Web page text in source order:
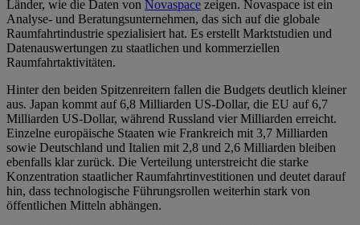
Länder, wie die Daten von Novaspace zeigen. Novaspace ist ein
Analyse- und Beratungsunternehmen, das sich auf die globale
Raumfahrtindustrie spezialisiert hat. Es erstellt Marktstudien und
Datenauswertungen zu staatlichen und kommerziellen
Raumfahrtaktivitäten.
Hinter den beiden Spitzenreitern fallen die Budgets deutlich kleiner
aus. Japan kommt auf 6,8 Milliarden US-Dollar, die EU auf 6,7
Milliarden US-Dollar, während Russland vier Milliarden erreicht.
Einzelne europäische Staaten wie Frankreich mit 3,7 Milliarden
sowie Deutschland und Italien mit 2,8 und 2,6 Milliarden bleiben
ebenfalls klar zurück. Die Verteilung unterstreicht die starke
Konzentration staatlicher Raumfahrtinvestitionen und deutet darauf
hin, dass technologische Führungsrollen weiterhin stark von
öffentlichen Mitteln abhängen.